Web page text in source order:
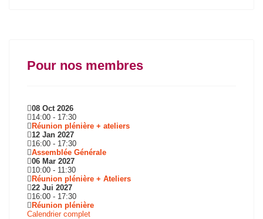
Pour nos membres
08 Oct 2026
14:00 - 17:30
Réunion plénière + ateliers
12 Jan 2027
16:00 - 17:30
Assemblée Générale
06 Mar 2027
10:00 - 11:30
Réunion plénière + Ateliers
22 Jui 2027
16:00 - 17:30
Réunion plénière
Calendrier complet